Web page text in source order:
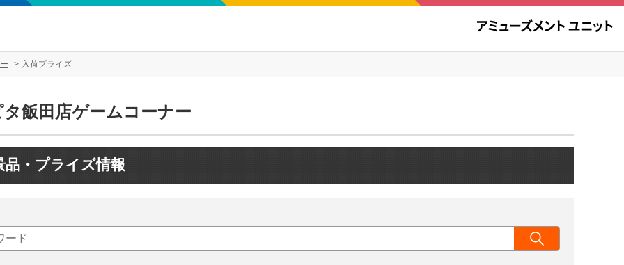
入荷プライズ
飯田店ゲームコーナー
品・プライズ情報